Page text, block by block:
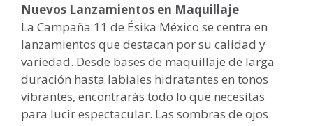
Nuevos Lanzamientos en Maquillaje
La Campaña 11 de Ésika México se centra en
lanzamientos que destacan por su calidad y
variedad. Desde bases de maquillaje de larga
duración hasta labiales hidratantes en tonos
vibrantes, encontrarás todo lo que necesitas
para lucir espectacular. Las sombras de ojos